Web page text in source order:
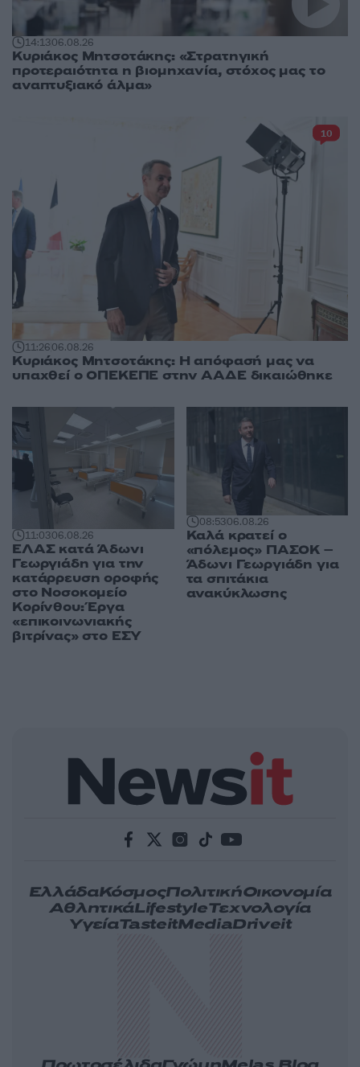
14:1306.08.26
Κυριάκος Μητσοτάκης: «Στρατηγική
προτεραιότητα η βιομηχανία, στόχος μας το
αναπτυξιακό άλμα»
11:2606.08.26
Κυριάκος Μητσοτάκης: Η απόφασή μας να
υπαχθεί ο ΟΠΕΚΕΠΕ στην ΑΑΔΕ δικαιώθηκε
10
11:0306.08.26
ΕΛΑΣ κατά Άδωνι
Γεωργιάδη για την
κατάρρευση οροφής
στο Νοσοκομείο
Κορίνθου: Έργα
«επικοινωνιακής
βιτρίνας» στο ΕΣΥ
08:5306.08.26
Καλά κρατεί ο
«πόλεμος» ΠΑΣΟΚ –
Άδωνι Γεωργιάδη για
τα σπιτάκια
ανακύκλωσης
ΕλλάδαΚόσμοςΠολιτικήΟικονομία
ΑθλητικάLifestyleΤεχνολογία
ΥγείαTasteitMediaDriveit